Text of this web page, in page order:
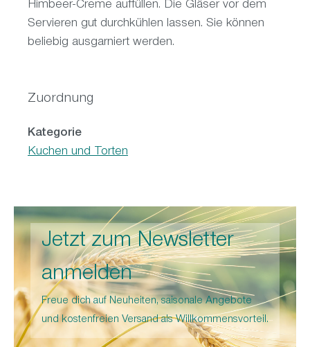
Himbeer-Creme auffüllen. Die Gläser vor dem
Servieren gut durchkühlen lassen. Sie können
beliebig ausgarniert werden.
Zuordnung
Kategorie
Kuchen und Torten
Jetzt zum Newsletter
anmelden
Freue dich auf Neuheiten, saisonale Angebote
und kostenfreien Versand als Willkommensvorteil.